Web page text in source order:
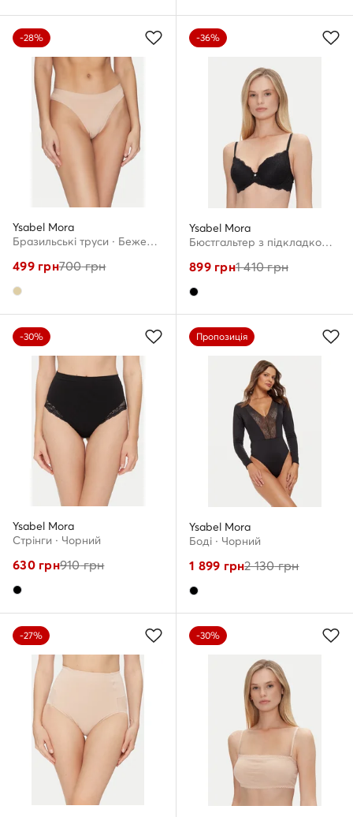
-28%
Ysabel Mora
Бразильські труси · Бежевий
499грн700грн
-36%
Ysabel Mora
Бюстгальтер з підкладкою · Чорний
899грн1 410грн
-30%
Ysabel Mora
Стрінги · Чорний
630грн910грн
Пропозиція
Ysabel Mora
Боді · Чорний
1 899 грн2 130грн
-27% -30%